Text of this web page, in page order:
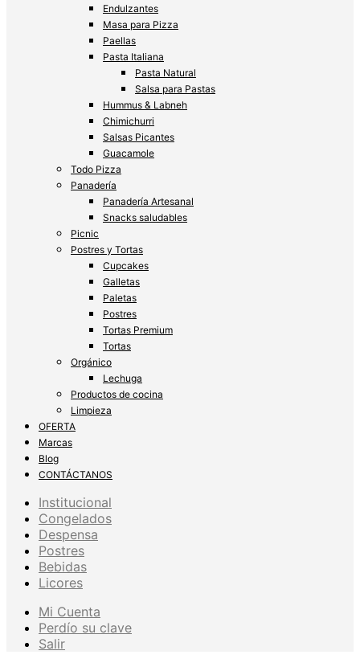
Endulzantes
Masa para Pizza
Paellas
Pasta Italiana
Pasta Natural
Salsa para Pastas
Hummus & Labneh
Chimichurri
Salsas Picantes
Guacamole
Todo Pizza
Panadería
Panadería Artesanal
Snacks saludables
Picnic
Postres y Tortas
Cupcakes
Galletas
Paletas
Postres
Tortas Premium
Tortas
Orgánico
Lechuga
Productos de cocina
Limpieza
OFERTA
Marcas
Blog
CONTÁCTANOS
Institucional
Congelados
Despensa
Postres
Bebidas
Licores
Mi Cuenta
Perdío su clave
Salir